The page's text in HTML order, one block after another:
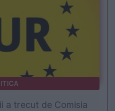
a trecut de Comisia